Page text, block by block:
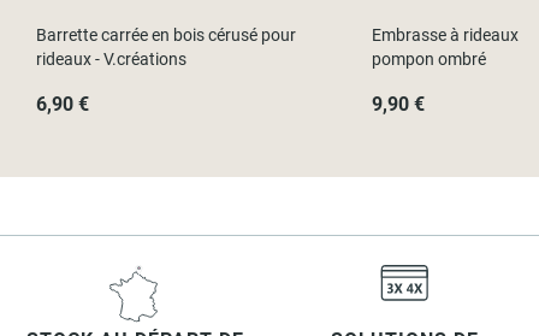
Barrette carrée en bois cérusé pour
rideaux - V.créations
6,90 €
Embrasse à rideaux
pompon ombré
9,90 €